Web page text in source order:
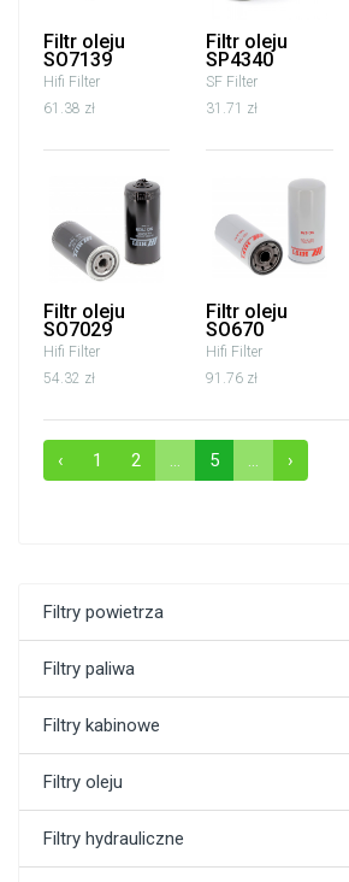
Filtry powietrza
Filtry paliwa
Filtry kabinowe
Filtry oleju
Filtry hydrauliczne
Filtr oleju
SO7139
Hifi Filter
61.38 zł
Filtr oleju
SP4340
SF Filter
31.71 zł
Filtr oleju
SO7029
Hifi Filter
54.32 zł
Filtr oleju
SO670
Hifi Filter
91.76 zł
‹ 1 2 ... 5 ... ›